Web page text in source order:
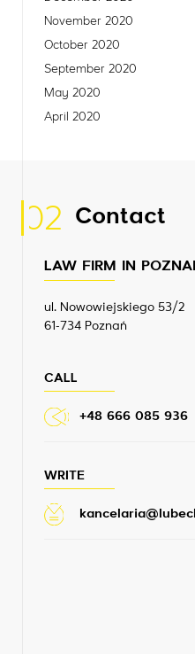
November 2020
October 2020
September 2020
May 2020
April 2020
02 Contact
LAW FIRM IN
ul. Nowowiejskiego 53/2
61-734 Poznań
CALL
+48 666 085 936
WRITE